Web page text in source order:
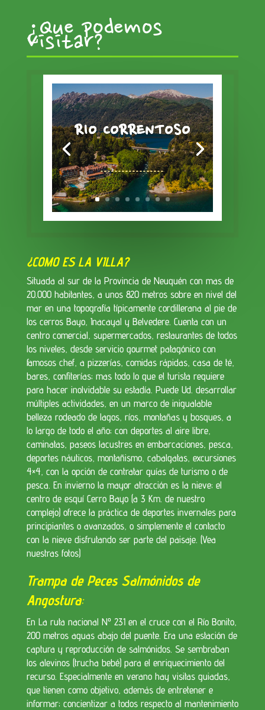
¿Que podemos
visitar?
RIO CORRENTOSO
------------------
¿COMO ES LA VILLA?
Situada al sur de la Provincia de Neuquén con mas de
20.000 habitantes, a unos 820 metros sobre en nivel del
mar en una topografía típicamente cordillerana al pie de
los cerros Bayo, Inacayal y Belvedere. Cuenta con un
centro comercial, supermercados, restaurantes de todos
los niveles, desde servicio gourmet patagónico con
famosos chef, a pizzerías, comidas rápidas, casa de té,
bares, confiterías; mas todo lo que el turista requiere
para hacer inolvidable su estadía. Puede Ud. desarrollar
múltiples actividades, en un marco de inigualable
belleza rodeado de lagos, ríos, montañas y bosques, a
lo largo de todo el año; con deportes al aire libre,
caminatas, paseos lacustres en embarcaciones, pesca,
deportes náuticos, montañismo, cabalgatas, excursiones
4×4, con la opción de contratar guías de turismo o de
pesca. En invierno la mayor atracción es la nieve; el
centro de esquí Cerro Bayo (a 3 Km. de nuestro
complejo) ofrece la práctica de deportes invernales para
principiantes o avanzados, o simplemente el contacto
con la nieve disfrutando ser parte del paisaje. (Vea
nuestras fotos)
Trampa de Peces Salmónidos de
Angostura:
En La ruta nacional Nº 231 en el cruce con el Río Bonito,
200 metros aguas abajo del puente. Era una estación de
captura y reproducción de salmónidos. Se sembraban
los alevinos (trucha bebé) para el enriquecimiento del
recurso. Especialmente en verano hay visitas guiadas,
que tienen como objetivo, además de entretener e
informar; concientizar a todos respecto al mantenimiento